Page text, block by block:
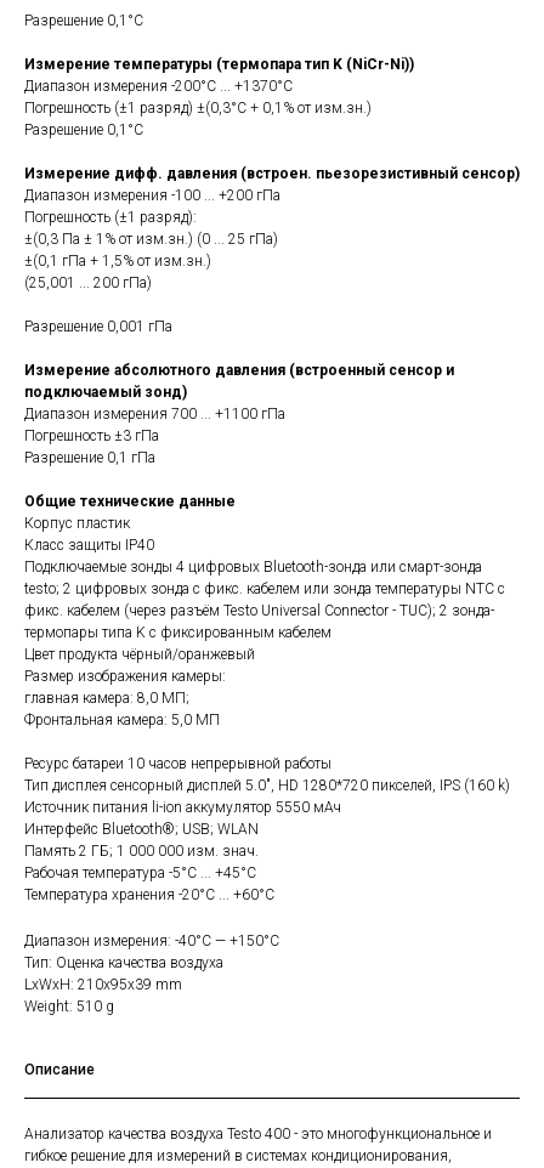
Разрешение 0,1°C
Измерение температуры (термопара тип K (NiCr-Ni))
Диапазон измерения -200°C ... +1370°C
Погрешность (±1 разряд) ±(0,3°C + 0,1% от изм.зн.)
Разрешение 0,1°C
Измерение дифф. давления (встроен. пьезорезистивный сенсор)
Диапазон измерения -100 ... +200 гПа
Погрешность (±1 разряд):
±(0,3 Па ± 1% от изм.зн.) (0 ... 25 гПа)
±(0,1 гПа + 1,5% от изм.зн.)
(25,001 ... 200 гПа)
Разрешение 0,001 гПа
Измерение абсолютного давления (встроенный сенсор и
подключаемый зонд)
Диапазон измерения 700 ... +1100 гПа
Погрешность ±3 гПа
Разрешение 0,1 гПа
Общие технические данные
Корпус пластик
Класс защиты IP40
Подключаемые зонды 4 цифровых Bluetooth-зонда или смарт-зонда
testo; 2 цифровых зонда с фикс. кабелем или зонда температуры NTC с
фикс. кабелем (через разъём Testo Universal Connector - TUC); 2 зонда-
термопары типа K с фиксированным кабелем
Цвет продукта чёрный/оранжевый
Размер изображения камеры:
главная камера: 8,0 МП;
Фронтальная камера: 5,0 МП
Ресурс батареи 10 часов непрерывной работы
Тип дисплея сенсорный дисплей 5.0", HD 1280*720 пикселей, IPS (160 k)
Источник питания li-ion аккумулятор 5550 мАч
Интерфейс Bluetooth®; USB; WLAN
Память 2 ГБ; 1 000 000 изм. знач.
Рабочая температура -5°C ... +45°C
Температура хранения -20°C ... +60°C
Диапазон измерения: -40°C — +150°C
Тип: Оценка качества воздуха
LxWxH: 210x95x39 mm
Weight: 510 g
Описание
Анализатор качества воздуха Testo 400 - это многофункциональное и
гибкое решение для измерений в системах кондиционирования,